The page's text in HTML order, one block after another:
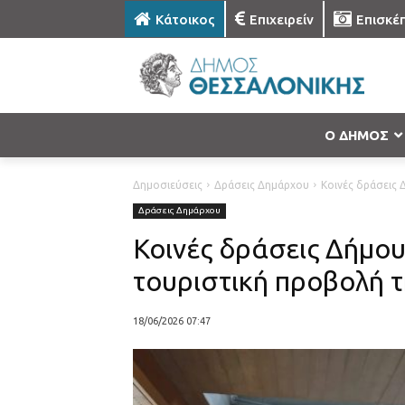
Κάτοικος Επιχειρείν
Ο ΔΗΜΟΣ
Δημοσιεύσεις Δράσεις Δημάρχου Κοινές
Δράσεις Δημάρχου
Κοινές δράσεις
τουριστική προβολή
18/06/2026 07:47